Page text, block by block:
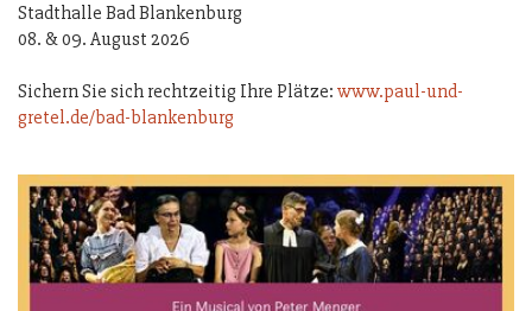
Stadthalle Bad Blankenburg
08. & 09. August 2026
Sichern Sie sich rechtzeitig Ihre Plätze: www.paul-und-
gretel.de/bad-blankenburg